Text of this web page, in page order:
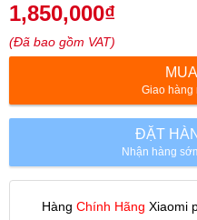
1,850,000₫
(Đã bao gồm VAT)
Giao hàng
ĐẶT
Nhận hàng
Hàng Chính Hãng Xiaomi